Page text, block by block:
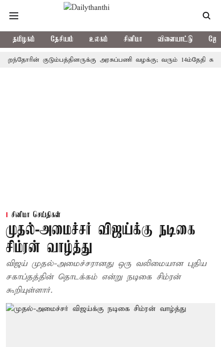
தமிழகம் தேசியம் உலகம் சினிமா விளையாட்டு
குடும்பத்தினருக்கு அரசுப்பணி வழக்கு; வரும் 14ம்தேதி
சினிமா செய்திகள்
முதல்-அமைச்சர் விஜய்க்கு நடிகை
சிம்ரன் வாழ்த்து
விஜய் முதல்-அமைச்சரானது ஒரு வலிமையான புதிய
சகாப்தத்தின் தொடக்கம் என்று நடிகை சிம்ரன்
கூறியுள்ளார்.